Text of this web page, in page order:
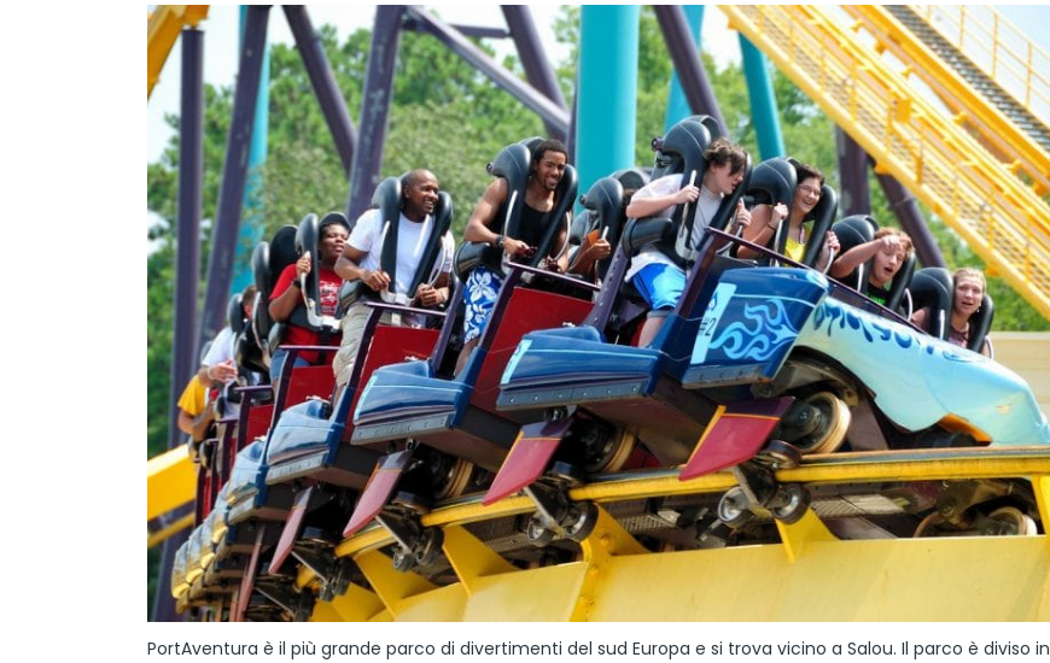
PortAventura è il più grande parco di divertimenti del sud Europa e si trova vicino a Salou. Il parco è diviso in